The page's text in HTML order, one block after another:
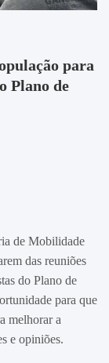
para
Plano de
de Mobilidade
das reuniões
do Plano de
para que
melhorar a
e opiniões.